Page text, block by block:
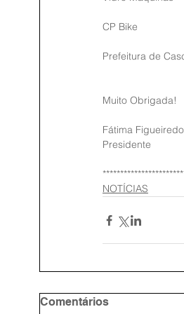
CP Bike
Prefeitura de
Muito Obrigada!
Fátima Figueiredo
Presidente
NOTÍCIAS
Comentários